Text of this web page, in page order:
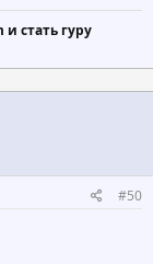
стать гуру
#50